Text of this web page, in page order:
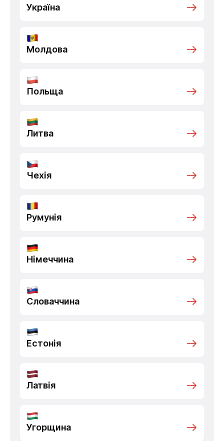
Україна
Молдова
Польща
Литва
Чехія
Румунія
Німеччина
Словаччина
Естонія
Латвія
Угорщина